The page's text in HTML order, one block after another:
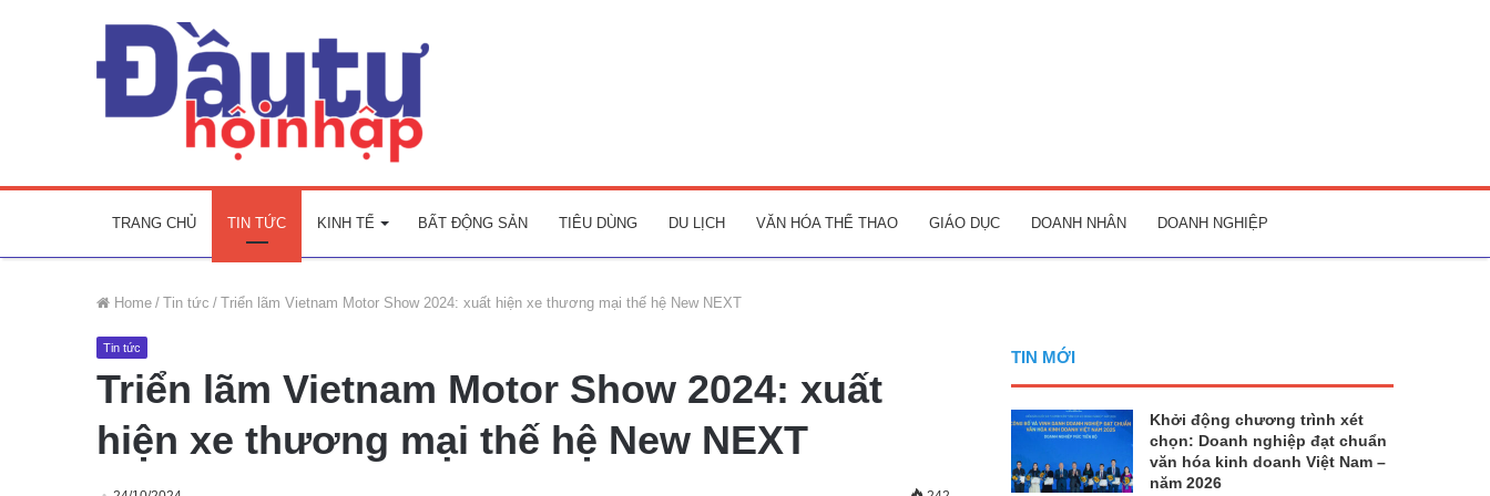
TRANG CHỦ TIN TỨC KINH TẾ BẤT ĐỘNG SẢN TIÊU DÙNG DU LỊCH VĂN HÓA THỂ THAO GIÁO DỤC DOANH NHÂN DOANH NGHIỆP
Home / Tin tức / Triển lãm Vietnam Motor Show 2024: xuất hiện xe thương mại thế hệ New NEXT
Tin tức
Triển lãm Vietnam Motor Show 2024: xuất
hiện xe thương mại thế hệ New NEXT
TIN MỚI
Khởi động chương trình xét
chọn: Doanh nghiệp đạt chuẩn
văn hóa kinh doanh Việt Nam –
năm 2026